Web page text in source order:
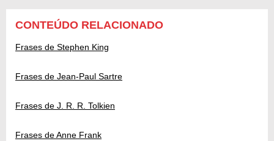
CONTEÚDO RELACIONADO
Frases de Stephen King
Frases de Jean-Paul Sartre
Frases de J. R. R. Tolkien
Frases de Anne Frank